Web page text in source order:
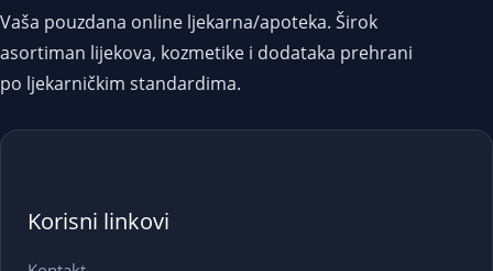
Vaša pouzdana online ljekarna/apoteka. Širok
asortiman lijekova, kozmetike i dodataka prehrani
po ljekarničkim standardima.
Korisni linkovi